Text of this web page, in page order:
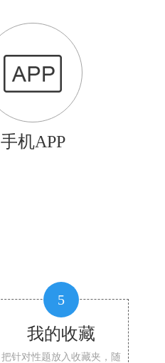
手机APP
5
我的收藏
把针对性题放入收藏夹，随